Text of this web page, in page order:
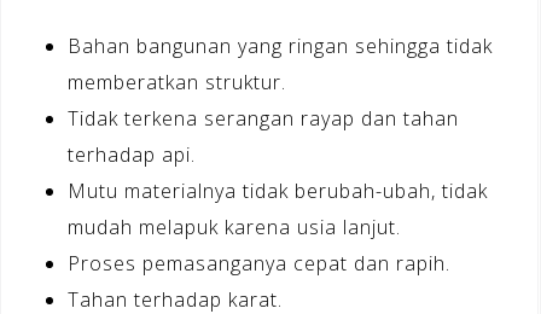
Bahan bangunan yang ringan sehingga tidak
memberatkan struktur.
Tidak terkena serangan rayap dan tahan
terhadap api.
Mutu materialnya tidak berubah-ubah, tidak
mudah melapuk karena usia lanjut.
Proses pemasanganya cepat dan rapih.
Tahan terhadap karat.